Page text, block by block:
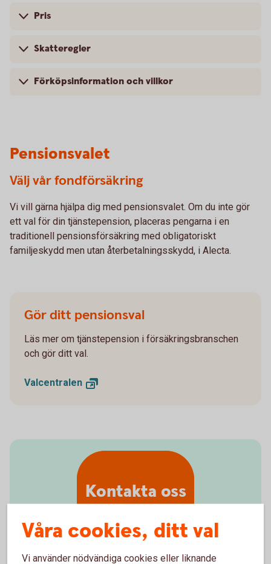
Pris
Skatteregler
Förköpsinformation och villkor
Pensionsvalet
Välj vår fondförsäkring
Vi vill gärna hjälpa dig med pensionsvalet. Om du inte gör
ett val för din tjänstepension, placeras pengarna i en
traditionell pensionsförsäkring med obligatoriskt
familjeskydd men utan återbetalningsskydd, i Alecta.
Gör ditt pensionsval
Läs mer om tjänstepension i försäkringsbranschen
och gör ditt val.
Valcentralen
Kontakta oss
Våra cookies, ditt val
Vi använder nödvändiga cookies eller liknande